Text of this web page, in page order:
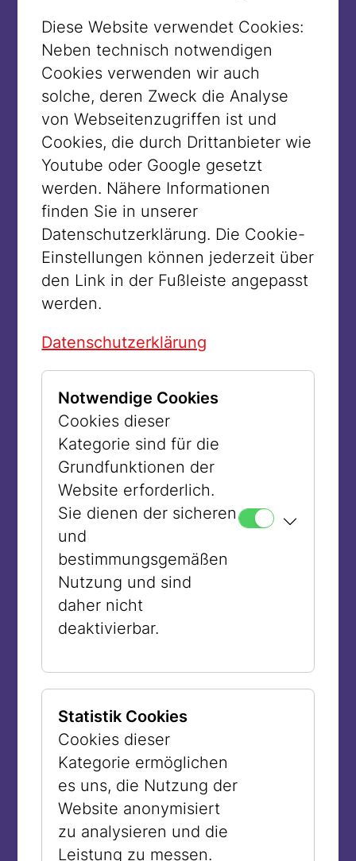
Rudi Gernreich in seinem Büro in LA
Diese Website verwendet Cookies:
Neben technisch notwendigen
Cookies verwenden wir auch
solche, deren Zweck die Analyse
von Webseitenzugriffen ist und
Cookies, die durch Drittanbieter wie
Youtube oder Google gesetzt
werden. Nähere Informationen
finden Sie in unserer
Datenschutzerklärung. Die Cookie-
Einstellungen können jederzeit über
den Link in der Fußleiste angepasst
werden.
Datenschutzerklärung
Notwendige Cookies
Cookies dieser
Kategorie sind für die
Grundfunktionen der
Website erforderlich.
Sie dienen der sicheren
und
bestimmungsgemäßen
Nutzung und sind
daher nicht
deaktivierbar.
Statistik Cookies
Cookies dieser
Kategorie ermöglichen
es uns, die Nutzung der
Website anonymisiert
zu analysieren und die
Leistung zu messen.